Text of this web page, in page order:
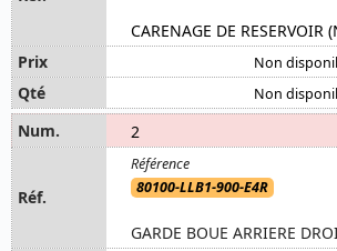
CARENAGE DE RESERVOIR
Non
Non
2
80100-LLB1-900-E4R
GARDE BOUE ARRIERE